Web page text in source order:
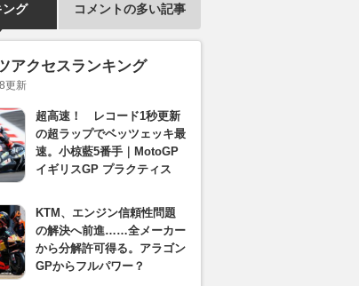
ング コメントの多い記事
アクセスランキング
更新
超高速！ レコード1秒更新
の超ラップでベッツェッキ最
速。小椋藍5番手｜MotoGP
イギリスGP プラクティス
KTM、エンジン信頼性問題
の解決へ前進……全メーカー
から分解許可得る。アラゴン
GPからフルパワー？